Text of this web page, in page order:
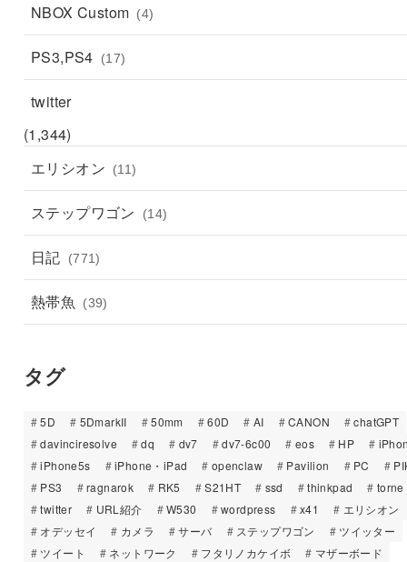
NBOX Custom (4)
PS3,PS4 (17)
twitter
(1,344)
エリシオン
(11)
ステップワゴン (14)
日記 (771)
熱帯魚 (39)
タグ
5D 5DmarkII 50mm 60D AI CANON
chatGPT
davinciresolve
dq dv7 dv7-6c00 eos HP
iPhone5s
iPhone・iPad openclaw Pavilion PC
PS3
ragnarok RK5 S21HT ssd thinkpad
torne
twitter
URL紹介 W530 wordpress x41
エリシオン
オデッセイ
カメラ サーバ ステップワゴン
ツイッター
ツイート
ネットワーク フタリノカケイボ
マザーボード